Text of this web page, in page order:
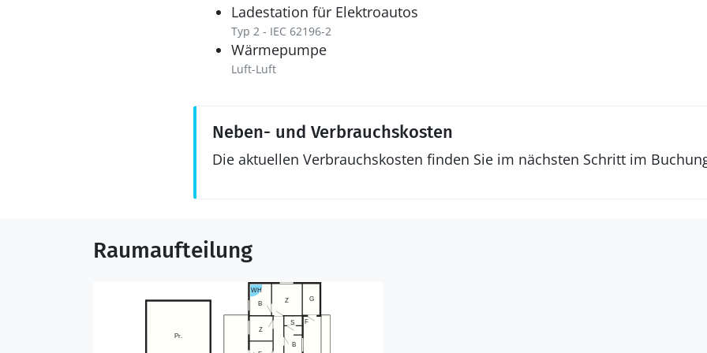
Ladestation für Elektroautos
Typ 2 - IEC 62196-2
Wärmepumpe
Luft-Luft
Neben- und Verbrauchskosten
Die aktuellen Verbrauchskosten finden Sie im nächsten Schritt im
Raumaufteilung